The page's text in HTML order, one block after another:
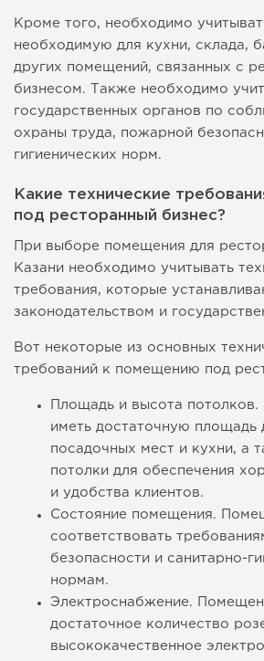
Кроме того, необходимо
необходимую для кухни, склада,
других помещений, связанных с
бизнесом. Также необходимо
государственных органов по
охраны труда, пожарной
гигиенических норм.
Какие технические
под ресторанный бизнес?
При выборе помещения для
Казани необходимо учитывать
требования, которые
законодательством и
Вот некоторые из основных
требований к помещению под
Площадь и высота
иметь достаточную площадь
посадочных мест и кухни, а
потолки для обеспечения
и удобства клиентов.
Состояние помещения.
соответствовать
безопасности и санитарно-
нормам.
Электроснабжение.
достаточное количество
высококачественное